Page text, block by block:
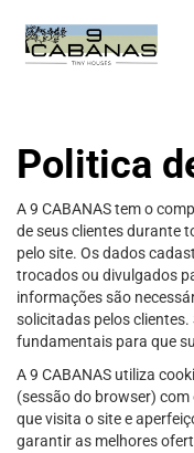
Politica
A 9 CABANAS tem o
de seus clientes durante
pelo site. Os dados
trocados ou divulgados
informações são
solicitadas pelos
fundamentais para que
A 9 CABANAS utiliza
(sessão do browser)
que visita o site e
garantir as melhores